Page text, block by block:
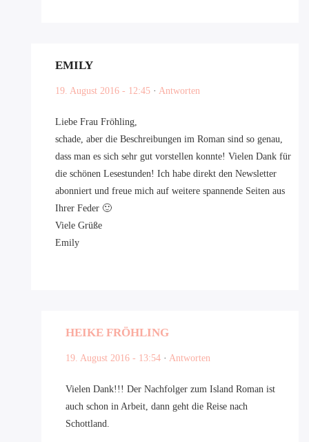
EMILY
19. August 2016 - 12:45 · Antworten
Liebe Frau Fröhling,
schade, aber die Beschreibungen im Roman sind so genau,
dass man es sich sehr gut vorstellen konnte! Vielen Dank für
die schönen Lesestunden! Ich habe direkt den Newsletter
abonniert und freue mich auf weitere spannende Seiten aus
Ihrer Feder 🙂
Viele Grüße
Emily
HEIKE FRÖHLING
19. August 2016 - 13:54 · Antworten
Vielen Dank!!! Der Nachfolger zum Island Roman ist
auch schon in Arbeit, dann geht die Reise nach
Schottland.